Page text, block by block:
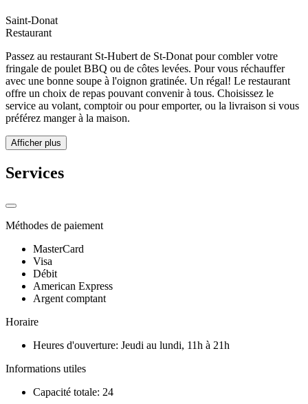
Saint-Donat
Restaurant
Passez au restaurant St-Hubert de St-Donat pour combler votre
fringale de poulet BBQ ou de côtes levées. Pour vous réchauffer
avec une bonne soupe à l'oignon gratinée. Un régal! Le restaurant
offre un choix de repas pouvant convenir à tous. Choisissez le
service au volant, comptoir ou pour emporter, ou la livraison si vous
préférez manger à la maison.
Afficher plus
Services
Méthodes de paiement
MasterCard
Visa
Débit
American Express
Argent comptant
Horaire
Heures d'ouverture: Jeudi au lundi, 11h à 21h
Informations utiles
Capacité totale: 24